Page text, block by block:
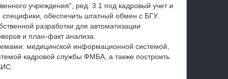
учреждения", ред. 3.1 под кадровый учет и
специфики, обеспечить штатный обмен с БГУ.
разработки для автоматизации
и план‑факт анализа.
медицинской информационной системой,
кадровой службы ФМБА, а также построить